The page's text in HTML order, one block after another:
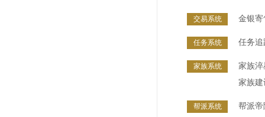
交易系统 金银寄
任务系统 任务追
家族系统
家族淬
家族建
帮派系统
帮派